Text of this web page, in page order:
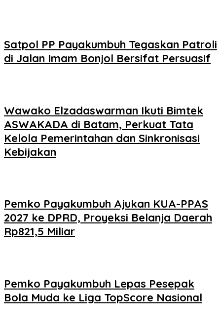
Satpol PP Payakumbuh Tegaskan Patroli
di Jalan Imam Bonjol Bersifat Persuasif
Wawako Elzadaswarman Ikuti Bimtek
ASWAKADA di Batam, Perkuat Tata
Kelola Pemerintahan dan Sinkronisasi
Kebijakan
Pemko Payakumbuh Ajukan KUA-PPAS
2027 ke DPRD, Proyeksi Belanja Daerah
Rp821,5 Miliar
Pemko Payakumbuh Lepas Pesepak
Bola Muda ke Liga TopScore Nasional